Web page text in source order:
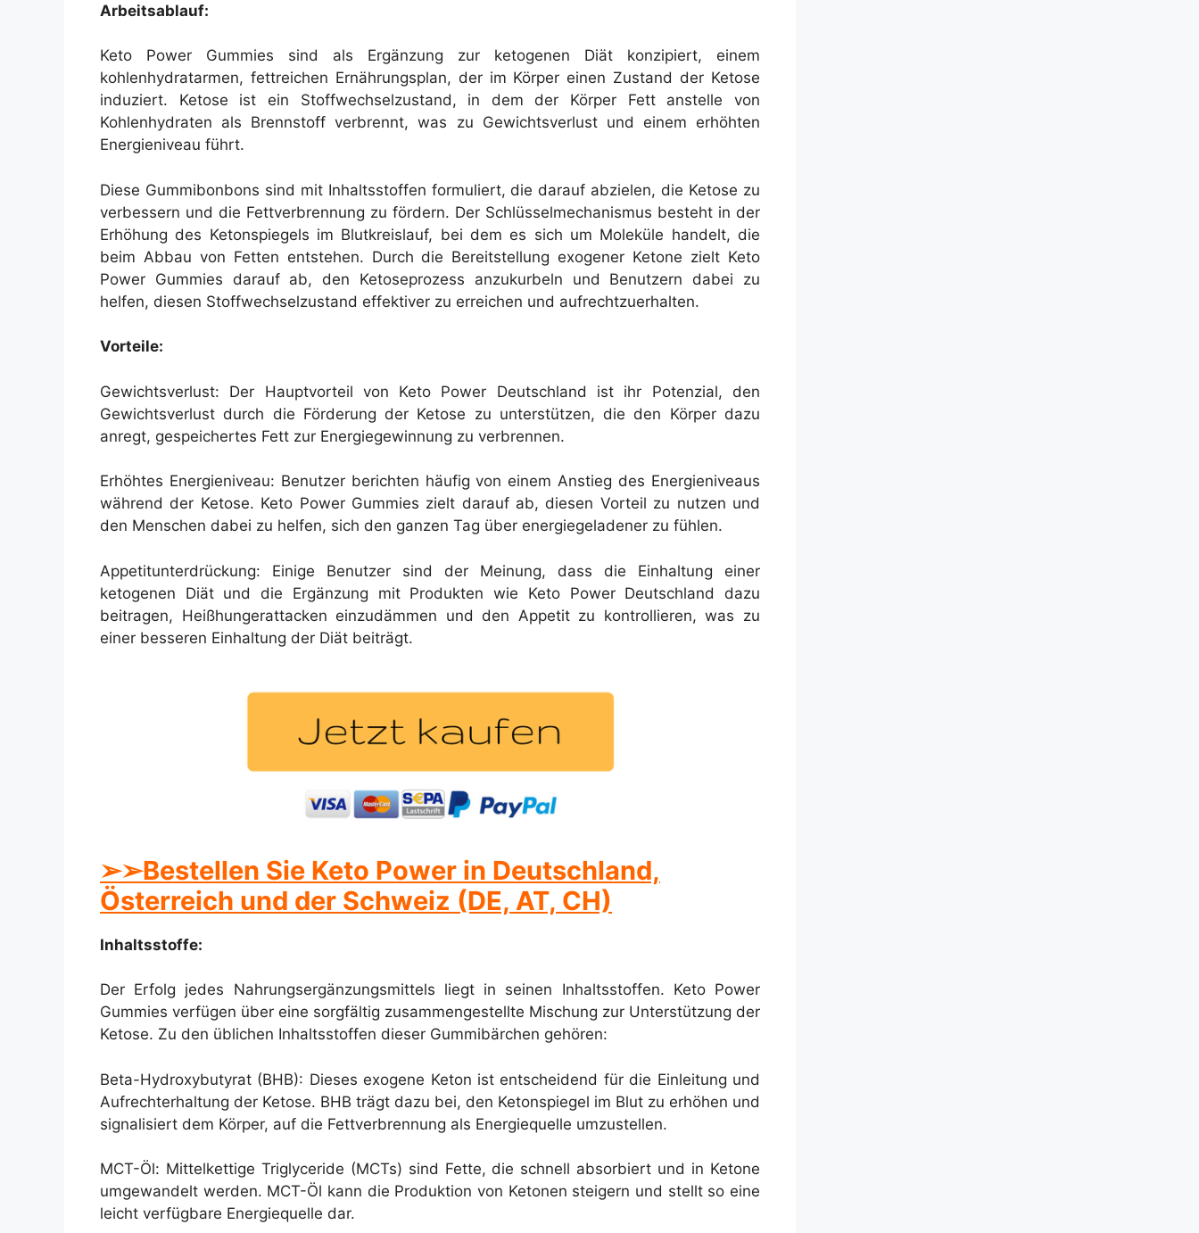
Arbeitsablauf:
Keto Power Gummies sind als Ergänzung zur ketogenen Diät konzipiert, einem
kohlenhydratarmen, fettreichen Ernährungsplan, der im Körper einen Zustand der Ketose
induziert. Ketose ist ein Stoffwechselzustand, in dem der Körper Fett anstelle von
Kohlenhydraten als Brennstoff verbrennt, was zu Gewichtsverlust und einem erhöhten
Energieniveau führt.
Diese Gummibonbons sind mit Inhaltsstoffen formuliert, die darauf abzielen, die Ketose zu
verbessern und die Fettverbrennung zu fördern. Der Schlüsselmechanismus besteht in der
Erhöhung des Ketonspiegels im Blutkreislauf, bei dem es sich um Moleküle handelt, die
beim Abbau von Fetten entstehen. Durch die Bereitstellung exogener Ketone zielt Keto
Power Gummies darauf ab, den Ketoseprozess anzukurbeln und Benutzern dabei zu
helfen, diesen Stoffwechselzustand effektiver zu erreichen und aufrechtzuerhalten.
Vorteile:
Gewichtsverlust: Der Hauptvorteil von Keto Power Deutschland ist ihr Potenzial, den
Gewichtsverlust durch die Förderung der Ketose zu unterstützen, die den Körper dazu
anregt, gespeichertes Fett zur Energiegewinnung zu verbrennen.
Erhöhtes Energieniveau: Benutzer berichten häufig von einem Anstieg des Energieniveaus
während der Ketose. Keto Power Gummies zielt darauf ab, diesen Vorteil zu nutzen und
den Menschen dabei zu helfen, sich den ganzen Tag über energiegeladener zu fühlen.
Appetitunterdrückung: Einige Benutzer sind der Meinung, dass die Einhaltung einer
ketogenen Diät und die Ergänzung mit Produkten wie Keto Power Deutschland dazu
beitragen, Heißhungerattacken einzudämmen und den Appetit zu kontrollieren, was zu
einer besseren Einhaltung der Diät beiträgt.
➢➢Bestellen Sie Keto Power in Deutschland,
Österreich und der Schweiz (DE, AT, CH)
Inhaltsstoffe:
Der Erfolg jedes Nahrungsergänzungsmittels liegt in seinen Inhaltsstoffen. Keto Power
Gummies verfügen über eine sorgfältig zusammengestellte Mischung zur Unterstützung der
Ketose. Zu den üblichen Inhaltsstoffen dieser Gummibärchen gehören:
Beta-Hydroxybutyrat (BHB): Dieses exogene Keton ist entscheidend für die Einleitung und
Aufrechterhaltung der Ketose. BHB trägt dazu bei, den Ketonspiegel im Blut zu erhöhen und
signalisiert dem Körper, auf die Fettverbrennung als Energiequelle umzustellen.
MCT-Öl: Mittelkettige Triglyceride (MCTs) sind Fette, die schnell absorbiert und in Ketone
umgewandelt werden. MCT-Öl kann die Produktion von Ketonen steigern und stellt so eine
leicht verfügbare Energiequelle dar.